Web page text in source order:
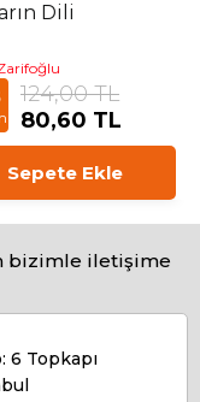
Dili
124,00 TL
80,60 TL
Sepete Ekle
bizimle iletişime
6 Topkapı